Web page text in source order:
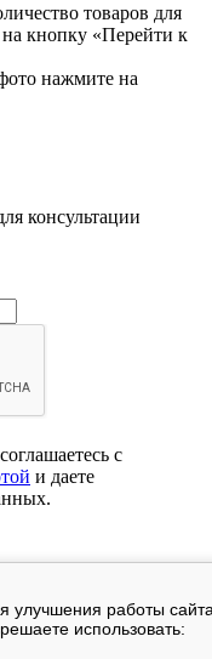
улучшения работы
использовать:
товаров для
кнопку «Перейти к
нажмите на
консультации
с
и даете